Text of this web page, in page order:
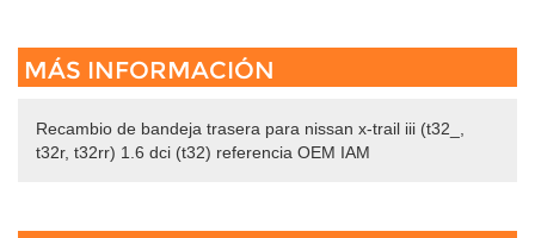
MÁS INFORMACIÓN
Recambio de bandeja trasera para nissan x-trail iii (t32_,
t32r, t32rr) 1.6 dci (t32) referencia OEM IAM